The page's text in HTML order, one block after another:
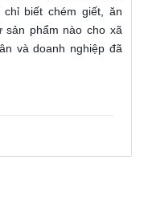
biết chém giết, ăn
phẩm nào cho xã
và doanh nghiệp đã